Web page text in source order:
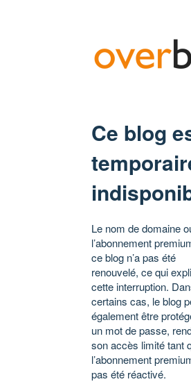
Ce blog
Le nom de domaine
l’abonnement
ce blog n’a pas été
renouvelé, ce qui
cette interruption.
certains cas, le blog
également être
un mot de passe,
son accès limité tant
l’abonnement
pas été réactivé.